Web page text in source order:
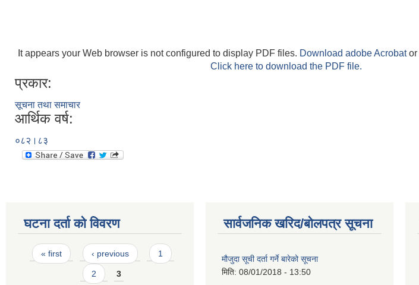
It appears your Web browser is not configured to display PDF files. Download adobe Acrobator
Click here to download the PDF file.
प्रकार:
सूचना तथा समाचार
आर्थिक वर्ष:
०८२।८३
घटना दर्ता को विवरण
Pages
« first ‹ previous 1
2 3
सार्वजनिक खरिद/बोलपत्र सूचना
मौजुदा सूची दर्ता गर्ने बारेको सूचना
मिति: 08/01/2018 - 13:50